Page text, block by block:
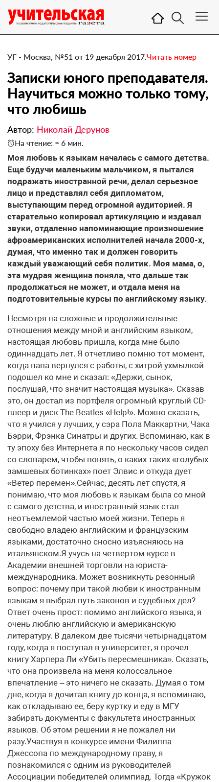
УГ - Москва, №51 от 19 декабря 2017.Читать номер
Записки юного преподавателя.
Научиться можно только тому,
что любишь
Автор: Николай Дерунов
На чтение: ≈ 6 мин.
​Моя любовь к языкам началась с самого детства.
Еще будучи маленьким мальчиком, я пытался
подражать иностранной речи, делал серьезное
лицо и представлял себя дипломатом,
выступающим перед огромной аудиторией. Я
старательно копировал артикуляцию и издавал
звуки, отдаленно напоминающие произношение
афроамериканских исполнителей начала 2000-х,
думая, что именно так и должен говорить
каждый уважающий себя политик. Моя мама, о,
эта мудрая женщина поняла, что дальше так
продолжаться не может, и отдала меня на
подготовительные курсы по английскому языку.
Несмотря на сложные и продолжительные
отношения между мной и английским языком,
настоящая любовь пришла, когда мне было
одиннадцать лет. Я отчетливо помню тот момент,
когда папа вернулся с работы, с хитрой ухмылкой
подошел ко мне и сказал: «Держи, сынок,
послушай, что значит настоящая музыка». Сказав
это, он достал из портфеля огромный круглый CD-
плеер и диск The Beatles «Help!». Можно сказать,
что я учился у лучших, у сэра Пола Маккартни, Чака
Бэрри, Фрэнка Синатры и других. Вспоминаю, как в
ту эпоху без Интернета я по нескольку часов сидел
со словарем, чтобы понять, о каких таких «голубых
замшевых ботинках» поет Элвис и откуда дует
«Ветер перемен».Сейчас, десять лет спустя, я
понимаю, что моя любовь к языкам была со мной
с самого детства, и иностранный язык стал
неотъемлемой частью моей жизни. Теперь я
свободно владею английским и французским
языками, достаточно сносно изъясняюсь на
итальянском.Я учусь на четвертом курсе в
Академии внешней торговли на юриста-
международника. Может возникнуть резонный
вопрос: почему при такой любви к иностранным
языкам я выбрал путь законов и судебных дел?
Ответ очень прост: помимо английского языка, я
очень люблю английскую и американскую
литературу. В далеком две тысячи четырнадцатом
году, когда я поступал в университет, я прочел
книгу Харпера Ли «Убить пересмешника». Сказать,
что она произвела на меня колоссальное
впечатление – это ничего не сказать. Думая о том
дне, когда я дочитал книгу до конца, я вспоминаю,
как откладываю ее, беру куртку и еду в МГУ
забирать документы с факультета иностранных
языков. Об этом решении я не пожалел ни
разу.Участвуя в конкурсе имени Филиппа
Джессопа по международному праву, я
познакомился с одним из руководителей
Ассоциации победителей олимпиад. Тогда «Кружок